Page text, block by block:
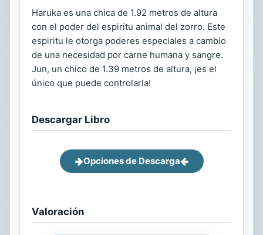
Haruka es una chica de 1.92 metros de altura
con el poder del espiritu animal del zorro. Este
espiritu le otorga poderes especiales a cambio
de una necesidad por carne humana y sangre.
Jun, un chico de 1.39 metros de altura, ¡es el
único que puede controlarla!
Descargar Libro
Opciones de Descarga
Valoración